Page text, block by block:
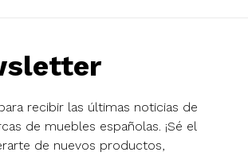
recibir las últimas noticias de
de muebles españolas. ¡Sé el
de nuevos productos,